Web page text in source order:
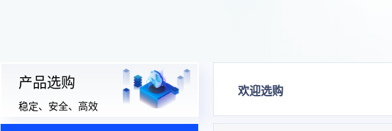
产品选购
稳定、安全、高效
欢迎选购